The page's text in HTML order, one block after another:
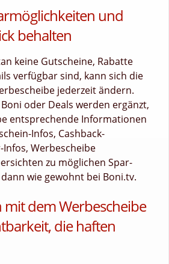
und
behalten
keine Gutscheine, Rabatte
verfügbar sind, kann sich die
jederzeit ändern.
oder Deals werden ergänzt,
entsprechende Informationen
Infos, Cashback-
Werbescheibe
zu möglichen Spar-
wie gewohnt bei Boni.tv.
mit dem Werbescheibe
die haften